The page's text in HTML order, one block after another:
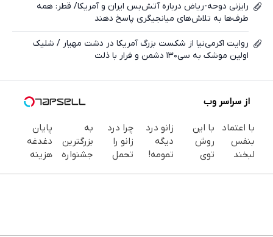
رایزنی دوحه-ریاض درباره آتش‌بس ایران و آمریکا/ قطر: همه
طرف‌ها به تلاش‌های میانجیگری پاسخ دهند
روایت اکرمی‌نیا از شکست بزرگ آمریکا در دشت مهیار / شلیک
اولین موشک به سی۱۳۰ دشمن و فرار با ذلت
از سراسر وب
با اعتماد
بنفس
لبخند
با این
روش
توی
زانو درد
دیگه
تمومه!
چرا درد
زانو را
تحمل
به
بزرگترین
جشنواره
پایان
دغدغه
هزینه